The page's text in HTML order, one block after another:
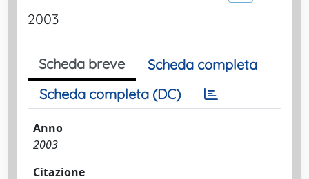
2003
Scheda breve
Scheda completa
Scheda completa (DC)
Anno
2003
Citazione